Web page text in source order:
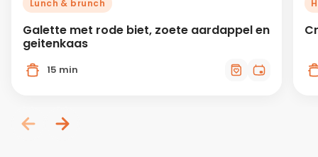
Lunch & brunch
Galette met rode biet, zoete aardappel en
geitenkaas
15 min